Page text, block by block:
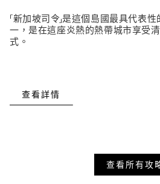
「新加坡司令」是這個島國最具代表性
一，是在這座炎熱的熱帶城市享受
式。
查看詳情
查看所有攻